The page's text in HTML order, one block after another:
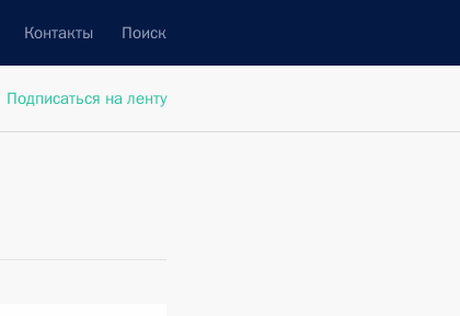
Контакты Поиск
Подписаться на ленту